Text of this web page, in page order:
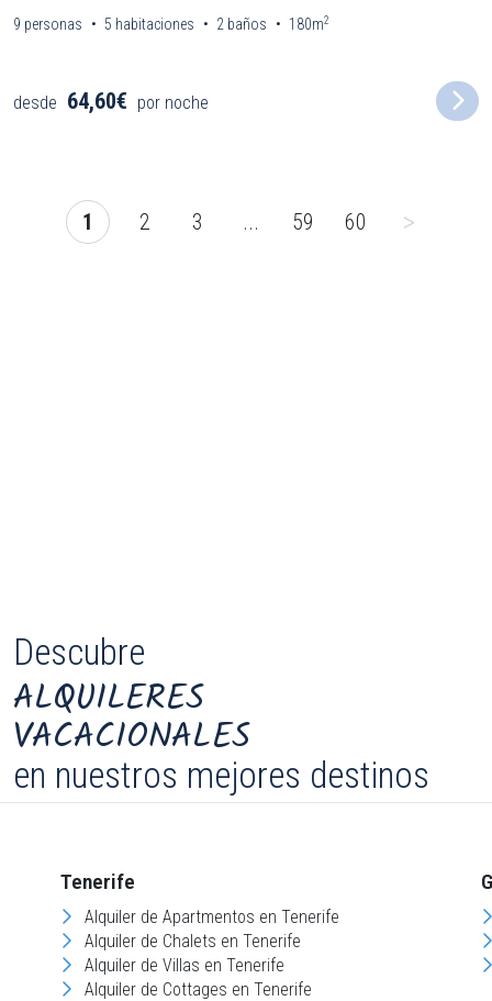
9 personas 5 habitaciones 2 baños 180m2
desde 64,60€ por noche
1 2 3 ... 59 60 >
Descubre
ALQUILERES
VACACIONALES
en nuestros mejores destinos
Tenerife
Alquiler de Apartmentos en Tenerife
Alquiler de Chalets en Tenerife
Alquiler de Villas en Tenerife
Alquiler de Cottages en Tenerife